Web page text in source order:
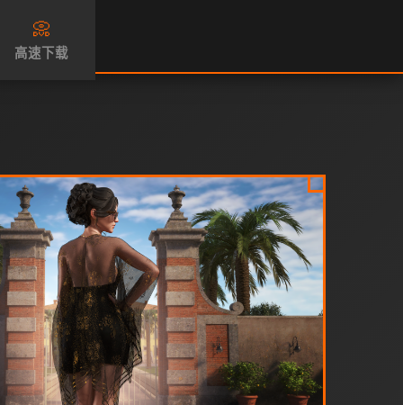
📀
高速下载